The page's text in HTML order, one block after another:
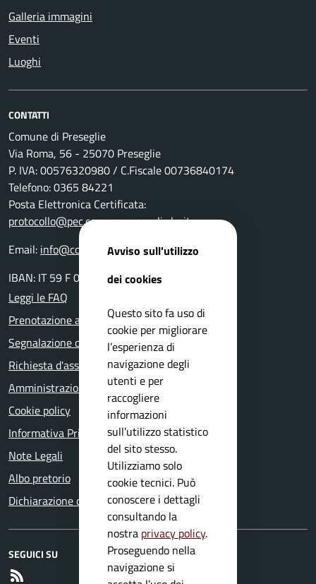
Galleria immagini
Eventi
Luoghi
CONTATTI
Comune di Preseglie
Via Roma, 56 - 25070 Preseglie
P. IVA: 00576320980 / C.Fiscale 00736840174
Telefono: 0365 84221
Posta Elettronica Certificata:
protocollo@pec.comune.preseglie.bs.it
Email: info@comune.preseglie.bs.it
IBAN: IT 59 F 03599 01800 000000132251
Leggi le FAQ
Prenotazione appuntamento
Segnalazione disservizio
Richiesta d'assistenza
Amministrazione trasparente
Cookie policy
Informativa Privacy
Note Legali
Albo pretorio
Dichiarazione di accessibilità
SEGUICI SU
Avviso sull'utilizzo
dei cookies
Questo sito fa uso di
cookie per migliorare
l’esperienza di
navigazione degli
utenti e per
raccogliere
informazioni
sull’utilizzo statistico
del sito stesso.
Utilizziamo solo
cookie tecnici. Può
conoscere i dettagli
consultando la
nostra privacy policy.
Proseguendo nella
navigazione si